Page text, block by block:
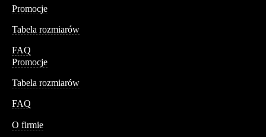
Promocje
Tabela rozmiarów
FAQ
Promocje
Tabela rozmiarów
FAQ
O firmie